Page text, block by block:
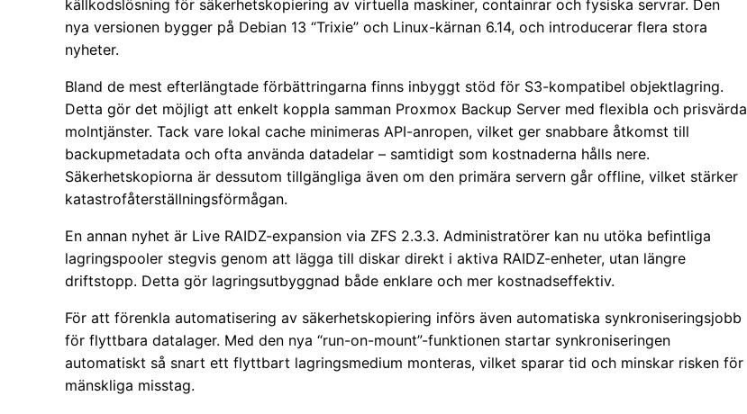
källkodslösning för säkerhetskopiering av virtuella maskiner, containrar och fysiska servrar. Den
nya versionen bygger på Debian 13 “Trixie” och Linux-kärnan 6.14, och introducerar flera stora
nyheter.
Bland de mest efterlängtade förbättringarna finns inbyggt stöd för S3-kompatibel objektlagring.
Detta gör det möjligt att enkelt koppla samman Proxmox Backup Server med flexibla och prisvärda
molntjänster. Tack vare lokal cache minimeras API-anropen, vilket ger snabbare åtkomst till
backupmetadata och ofta använda datadelar – samtidigt som kostnaderna hålls nere.
Säkerhetskopiorna är dessutom tillgängliga även om den primära servern går offline, vilket stärker
katastrofåterställningsförmågan.
En annan nyhet är Live RAIDZ-expansion via ZFS 2.3.3. Administratörer kan nu utöka befintliga
lagringspooler stegvis genom att lägga till diskar direkt i aktiva RAIDZ-enheter, utan längre
driftstopp. Detta gör lagringsutbyggnad både enklare och mer kostnadseffektiv.
För att förenkla automatisering av säkerhetskopiering införs även automatiska synkroniseringsjobb
för flyttbara datalager. Med den nya “run-on-mount”-funktionen startar synkroniseringen
automatiskt så snart ett flyttbart lagringsmedium monteras, vilket sparar tid och minskar risken för
mänskliga misstag.